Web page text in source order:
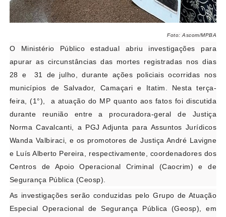
Foto: Ascom/MPBA
O Ministério Público estadual abriu investigações para
apurar as circunstâncias das mortes registradas nos dias
28 e 31 de julho, durante ações policiais ocorridas nos
municípios de Salvador, Camaçari e Itatim. Nesta terça-
feira, (1°), a atuação do MP quanto aos fatos foi discutida
durante reunião entre a procuradora-geral de Justiça
Norma Cavalcanti, a PGJ Adjunta para Assuntos Jurídicos
Wanda Valbiraci, e os promotores de Justiça André Lavigne
e Luís Alberto Pereira, respectivamente, coordenadores dos
Centros de Apoio Operacional Criminal (Caocrim) e de
Segurança Pública (Ceosp).
As investigações serão conduzidas pelo Grupo de Atuação
Especial Operacional de Segurança Pública (Geosp), em